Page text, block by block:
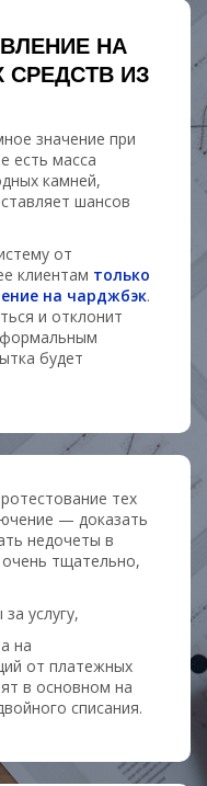
НА
ИЗ
значение при
есть масса
камней,
шансов
от
клиентам только
на чарджбэк.
и отклонит
формальным
будет
тех
— доказать
недочеты в
очень тщательно,
услугу,
на
от платежных
в основном на
списания.